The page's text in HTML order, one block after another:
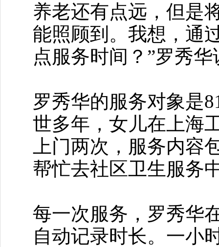
养老还有点远，但是
能照顾到。我想，通
点服务时间？”罗秀华
罗秀华的服务对象是
世多年，女儿在上海
上门两次，服务内容
帮忙去社区卫生服务
每一次服务，罗秀华
自动记录时长。一小